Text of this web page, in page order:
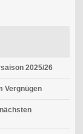
2025/26
Vergnügen